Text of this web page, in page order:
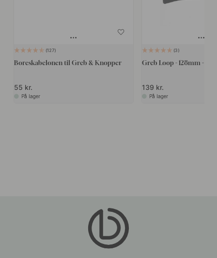
127
Boreskabelonen til Greb & Knopper
55 kr.
På lager
3
Greb Loop - 128mm -
139 kr.
På lager